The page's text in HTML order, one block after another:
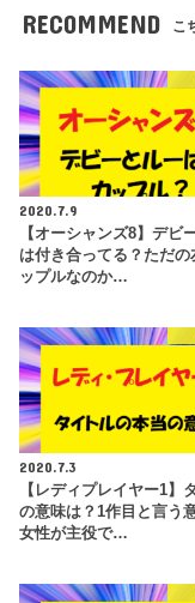
RECOMMEND こ
2020.7.9
【オーシャンズ8】デビ
は付き合ってる？ただの
ップルなのか…
2020.7.3
【レディプレイヤー1】
の意味は？1作目と言う
女性が主役で…